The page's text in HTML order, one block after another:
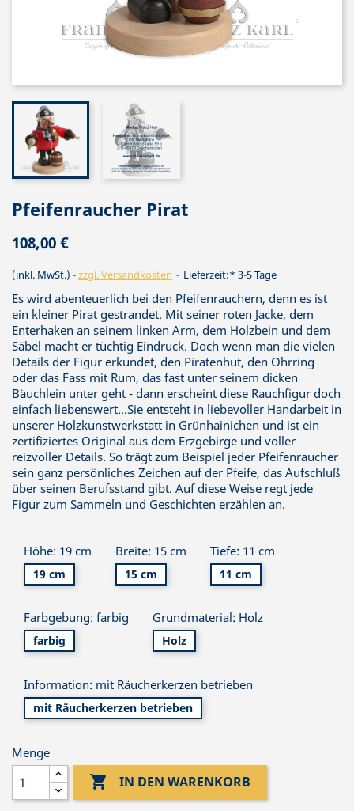
Pfeifenraucher Pirat
108,00 €
(inkl. MwSt.) zzgl. Versandkosten Lieferzeit:* 3-5 Tage
Es wird abenteuerlich bei den Pfeifenrauchern, denn es ist
ein kleiner Pirat gestrandet. Mit seiner roten Jacke, dem
Enterhaken an seinem linken Arm, dem Holzbein und dem
Säbel macht er tüchtig Eindruck. Doch wenn man die vielen
Details der Figur erkundet, den Piratenhut, den Ohrring
oder das Fass mit Rum, das fast unter seinem dicken
Bäuchlein unter geht - dann erscheint diese Rauchfigur doch
einfach liebenswert...Sie entsteht in liebevoller Handarbeit in
unserer Holzkunstwerkstatt in Grünhainichen und ist ein
zertifiziertes Original aus dem Erzgebirge und voller
reizvoller Details. So trägt zum Beispiel jeder Pfeifenraucher
sein ganz persönliches Zeichen auf der Pfeife, das Aufschluß
über seinen Berufsstand gibt. Auf diese Weise regt jede
Figur zum Sammeln und Geschichten erzählen an.
Höhe: 19 cm
19 cm
Breite: 15 cm
15 cm
Tiefe: 11 cm
11 cm
Farbgebung: farbig
farbig
Grundmaterial: Holz
Holz
Information: mit Räucherkerzen betrieben
mit Räucherkerzen betrieben
Menge
 IN DEN WARENKORB